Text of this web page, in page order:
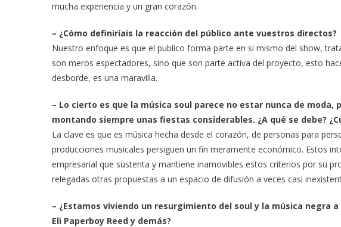
mucha experiencia y un gran corazón.
– ¿Cómo definiríais la reacción del público ante vuestros directos?
Nuestro enfoque es que el publico forma parte en si mismo del show,
son meros espectadores, sino que son parte activa del proyecto, esto
desborde, es una maravilla.
– Lo cierto es que la música soul parece no estar nunca de
montando siempre unas fiestas considerables. ¿A qué se debe?
La clave es que es música hecha desde el corazón, de personas para
producciones musicales persiguen un fin meramente económico. Estos
empresarial que sustenta y mantiene inamovibles estos criterios por su
relegadas otras propuestas a un espacio de difusión a veces casi
– ¿Estamos viviendo un resurgimiento del soul y la música negra
Eli Paperboy Reed y demás?